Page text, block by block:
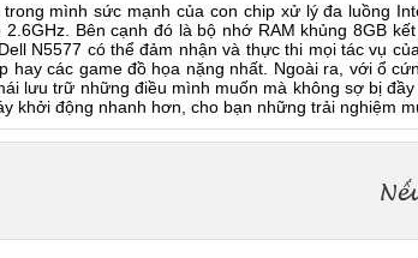
trong mình sức mạnh của con chip xử lý đa luồng
Bên cạnh đó là bộ nhớ RAM khủng 8GB
N5577 có thể đảm nhận và thực thi mọi tác vụ
hay các game đồ họa nặng nhất. Ngoài ra, với ổ
lưu trữ những điều mình muốn mà không sợ bị
khởi động nhanh hơn, cho bạn những trải nghiệm